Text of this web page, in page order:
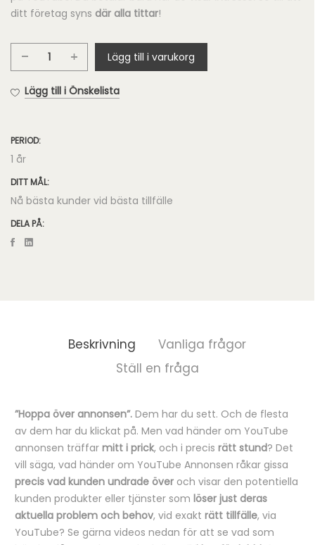
ditt företag syns där alla tittar!
YouTube
mängd
Lägg till i varukorg
Lägg till i Önskelista
PERIOD:
1 år
DITT MÅL:
Nå bästa kunder vid bästa tillfälle
DELA PÅ:
Beskrivning
Vanliga frågor
Ställ en fråga
B
e
s
k
r
i
”Hoppa över annonsen”. Dem har du sett. Och de flesta
av dem har du klickat på. Men vad händer om YouTube
annonsen träffar mitt i prick, och i precis rätt stund? Det
vill säga, vad händer om YouTube Annonsen råkar gissa
precis vad kunden undrade över och visar den potentiella
kunden produkter eller tjänster som löser just deras
aktuella problem och behov, vid exakt rätt tillfälle, via
YouTube? Se gärna videos nedan för att se vad som